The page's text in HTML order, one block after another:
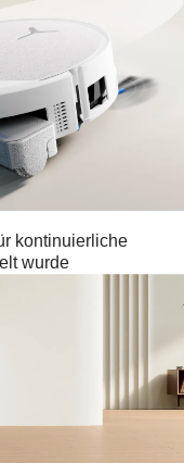
kontinuierliche
wurde